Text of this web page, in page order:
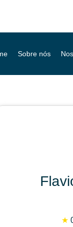
Sobre nós
★